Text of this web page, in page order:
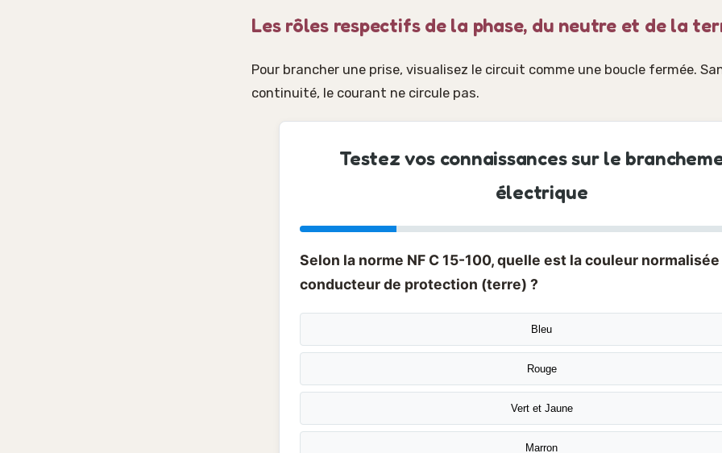
Les rôles respectifs de la phase, du neutre et de la
Pour brancher une prise, visualisez le circuit comme une boucle fermée.
continuité, le courant ne circule pas.
Testez vos connaissances sur le
électrique
Selon la norme NF C 15-100, quelle est la couleur normalisée
conducteur de protection (terre) ?
Bleu
Rouge
Vert et Jaune
Marron